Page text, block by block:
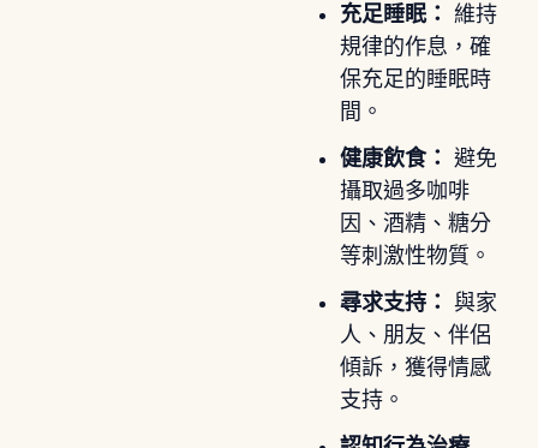
充足睡眠： 維持
規律的作息，確
保充足的睡眠時
間。
健康飲食： 避免
攝取過多咖啡
因、酒精、糖分
等刺激性物質。
尋求支持： 與家
人、朋友、伴侶
傾訴，獲得情感
支持。